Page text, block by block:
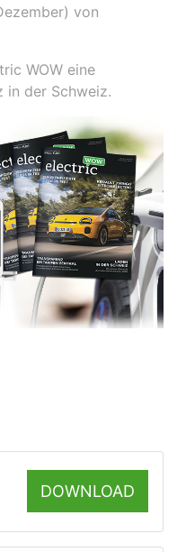
von
WOW eine
in der Schweiz.
DOWNLOAD